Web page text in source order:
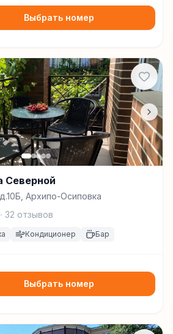
Выбрать номер
Северной
Архипо-Осиповка
· 32 отзывов
Кондиционер Бар
Выбрать номер